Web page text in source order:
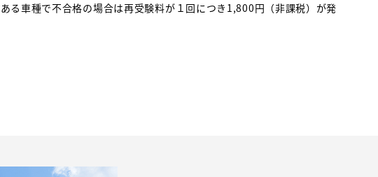
る車種で不合格の場合は再受験料が１回につき1,800円（非課税）が発